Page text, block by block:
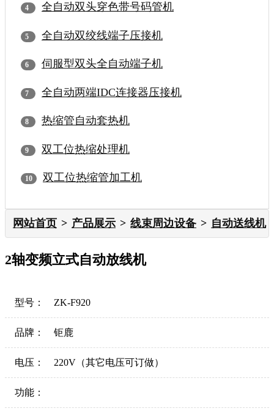
全自动双头穿色带号码管机
全自动双绞线端子压接机
伺服型双头全自动端子机
全自动两端IDC连接器压接机
热缩管自动套热机
双工位热缩处理机
双工位热缩管加工机
网站首页 产品展示 线束周边设备 自动送线机
2轴变频立式自动放线机
型号： ZK-F920
品牌： 钜鹿
电压： 220V（其它电压可订做）
功能：